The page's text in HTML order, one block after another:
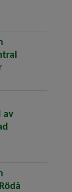
artikeln
på
av